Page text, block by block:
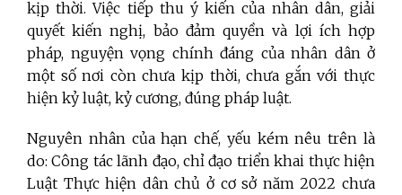
kịp thời. Việc tiếp thu ý kiến của nhân dân, giải
quyết kiến nghị, bảo đảm quyền và lợi ích hợp
pháp, nguyện vọng chính đáng của nhân dân ở
một số nơi còn chưa kịp thời, chưa gắn với thực
hiện kỷ luật, kỷ cương, đúng pháp luật.
Nguyên nhân của hạn chế, yếu kém nêu trên là
do: Công tác lãnh đạo, chỉ đạo triển khai thực hiện
Luật Thực hiện dân chủ ở cơ sở năm 2022 chưa